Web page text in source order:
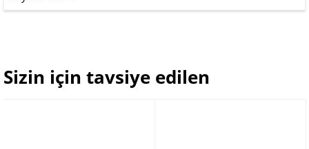
Sizin için tavsiye edilen